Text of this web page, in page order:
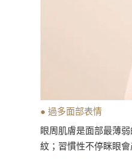
● 過多面部表情
眼周肌膚是面部最薄
紋；習慣性不停眯眼